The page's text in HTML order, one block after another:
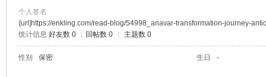
个人签名
[url]https://enkling.com/read-blog/54998_anavar-transformation-journey-
统计信息 好友数 0 回帖数 0 主题数 0
性别 保密 生日 -